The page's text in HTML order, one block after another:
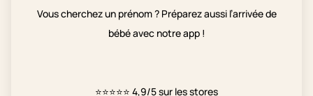
Vous cherchez un prénom ? Préparez aussi l’arrivée de
bébé avec notre app !
⭐⭐⭐⭐⭐ 4,9/5 sur les stores